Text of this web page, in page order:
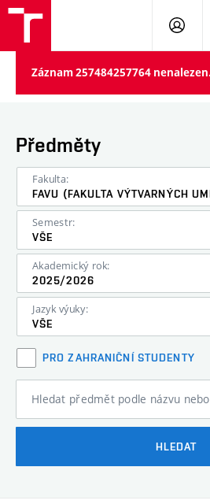
Záznam 257484257764 nenalezen.
Předměty
Fakulta:
FAVU (FAKULTA VÝTVARNÝCH
Semestr:
VŠE
Akademický rok:
2025/2026
Jazyk výuky:
VŠE
PRO ZAHRANIČNÍ STUDENTY
Hledat předmět podle názvu
HLEDAT